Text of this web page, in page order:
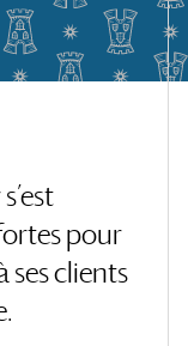
pour
ses clients